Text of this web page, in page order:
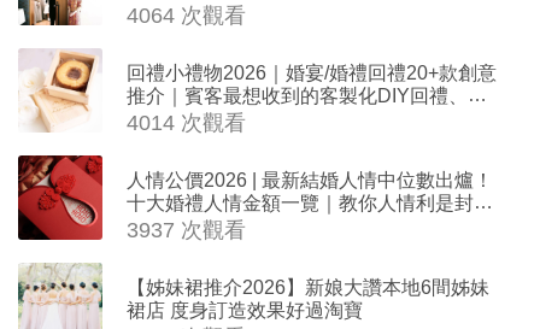
4064 次觀看
回禮小禮物2026｜婚宴/婚禮回禮20+款創意
推介｜賓客最想收到的客製化DIY回禮、姊
妹禮物（持續更新）
4014 次觀看
人情公價2026 | 最新結婚人情中位數出爐！
十大婚禮人情金額一覽｜教你人情利是封寫
法
3937 次觀看
【姊妹裙推介2026】新娘大讚本地6間姊妹
裙店 度身訂造效果好過淘寶